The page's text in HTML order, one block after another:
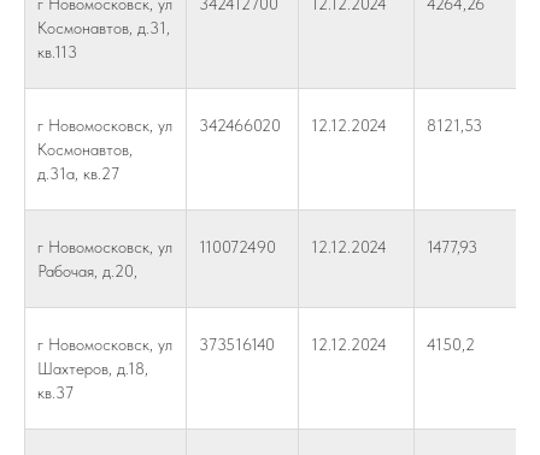
Космонавтов, д.31,
кв.113
г Новомосковск, ул
Космонавтов,
д.31а, кв.27
342466020 12.12.2024 8121,53
г Новомосковск, ул
Рабочая, д.20,
110072490 12.12.2024 1477,93
г Новомосковск, ул
Шахтеров, д.18,
кв.37
373516140 12.12.2024 4150,2